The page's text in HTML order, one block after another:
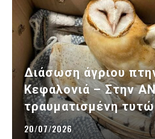
Διάσωση άγριου
Κεφαλονιά – Στην
τραυματισμένη τυτώ
20/07/2026